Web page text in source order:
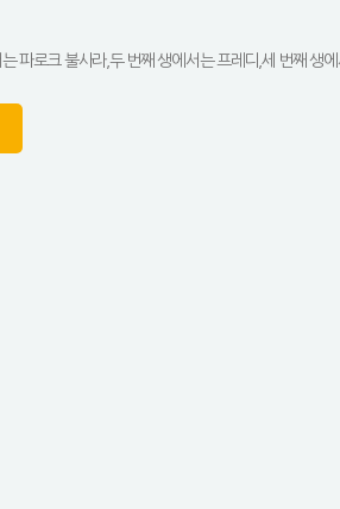
파로크 불사라,두 번째 생에서는 프레디,세 번째 생에